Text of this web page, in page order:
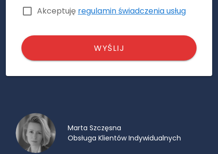
Akceptuję regulamin świadczenia usług
WYŚLIJ
Marta Szczęsna
Obsługa Klientów Indywidualnych